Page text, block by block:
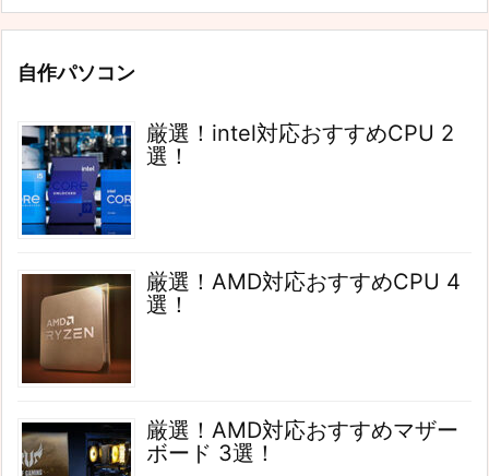
自作パソコン
厳選！intel対応おすすめCPU 2
選！
厳選！AMD対応おすすめCPU 4
選！
厳選！AMD対応おすすめマザー
ボード 3選！